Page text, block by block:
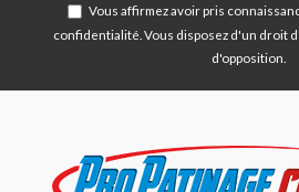
Vous affirmez avoir pris
confidentialité . Vous disposez d'un droit
d'opposition.